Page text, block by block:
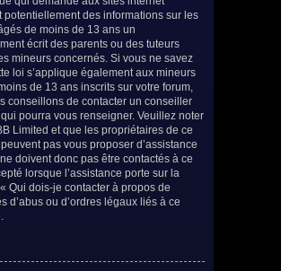
potentiellement des informations sur les
de moins de 13 ans un
écrit des parents ou des tuteurs
mineurs concernés. Si vous ne savez
loi s’applique également aux mineurs
de 13 ans inscrits sur votre forum,
conseillons de contacter un conseiller
pourra vous renseigner. Veuillez noter
Limited et que les propriétaires de ce
pas vous proposer d’assistance
doivent donc pas être contactés à ce
lorsque l’assistance porte sur la
Qui dois-je contacter à propos de
d’abus ou d’ordres légaux liés à ce